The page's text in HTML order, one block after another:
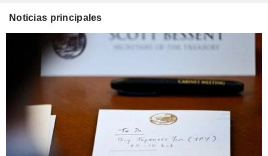
Noticias principales